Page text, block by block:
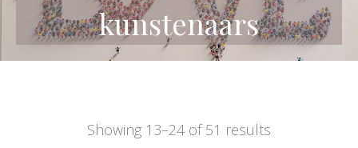
kunstenaars
Showing 13–24 of 51 results